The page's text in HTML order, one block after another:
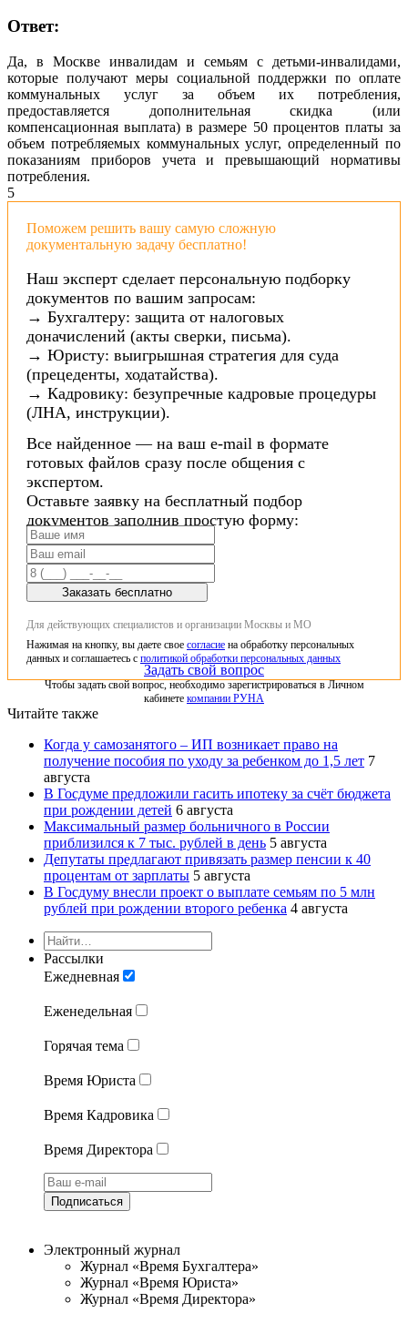
Ответ:
Да, в Москве инвалидам и семьям с детьми-инвалидами,
которые получают меры социальной поддержки по оплате
коммунальных услуг за объем их потребления,
предоставляется дополнительная скидка (или
компенсационная выплата) в размере 50 процентов платы за
объем потребляемых коммунальных услуг, определенный по
показаниям приборов учета и превышающий нормативы
потребления.
5
Поможем решить вашу самую сложную
документальную задачу бесплатно!
Наш эксперт сделает персональную подборку
документов по вашим запросам:
→ Бухгалтеру: защита от налоговых
доначислений (акты сверки, письма).
→ Юристу: выигрышная стратегия для суда
(прецеденты, ходатайства).
→ Кадровику: безупречные кадровые процедуры
(ЛНА, инструкции).
Все найденное — на ваш e-mail в формате
готовых файлов сразу после общения с
экспертом.
Оставьте заявку на бесплатный подбор
документов заполнив простую форму:
Заказать бесплатно
Для действующих специалистов и организации Москвы и МО
Нажимая на кнопку, вы даете свое согласие на обработку персональных
данных и соглашаетесь с политикой обработки персональных данных
Задать свой вопрос
Чтобы задать свой вопрос, необходимо зарегистрироваться в Личном
кабинете компании РУНА
Читайте также
Когда у самозанятого – ИП возникает право на
получение пособия по уходу за ребенком до 1,5 лет 7
августа
В Госдуме предложили гасить ипотеку за счёт бюджета
при рождении детей 6 августа
Максимальный размер больничного в России
приблизился к 7 тыс. рублей в день 5 августа
Депутаты предлагают привязать размер пенсии к 40
процентам от зарплаты 5 августа
В Госдуму внесли проект о выплате семьям по 5 млн
рублей при рождении второго ребенка 4 августа
Рассылки
Ежедневная
Еженедельная
Горячая тема
Время Юриста
Время Кадровика
Время Директора
Подписаться
Электронный журнал
Журнал «Время Бухгалтера»
Журнал «Время Юриста»
Журнал «Время Директора»